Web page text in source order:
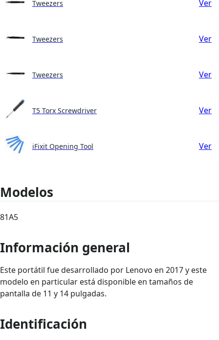
Tweezers Ver
Tweezers Ver
Tweezers Ver
T5 Torx Screwdriver Ver
iFixit Opening Tool Ver
Modelos
81A5
Información general
Este portátil fue desarrollado por Lenovo en 2017 y este
modelo en particular está disponible en tamaños de
pantalla de 11 y 14 pulgadas.
Identificación